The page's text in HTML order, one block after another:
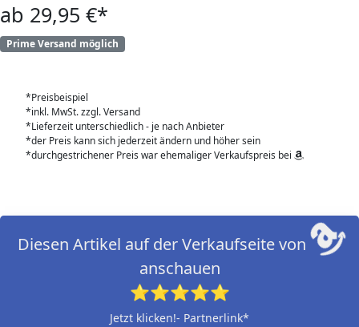
ab 29,95 €*
Prime Versand möglich
*Preisbeispiel
*inkl. MwSt. zzgl. Versand
*Lieferzeit unterschiedlich - je nach Anbieter
*der Preis kann sich jederzeit ändern und höher sein
*durchgestrichener Preis war ehemaliger Verkaufspreis bei
Diesen Artikel auf der Verkaufseite von
anschauen
⭐⭐⭐⭐⭐
Jetzt klicken!- Partnerlink*